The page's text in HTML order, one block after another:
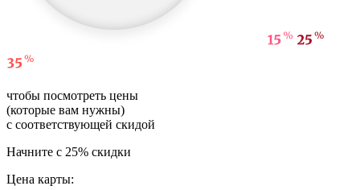
чтобы посмотреть цены
(которые вам нужны)
с соответствующей скидой
Начните с 25% скидки
Цена карты: